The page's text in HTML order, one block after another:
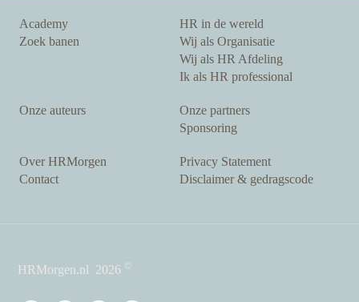
Academy
Zoek banen
HR in de wereld
Wij als Organisatie
Wij als HR Afdeling
Ik als HR professional
Onze auteurs
Onze partners
Sponsoring
Over HRMorgen
Contact
Privacy Statement
Disclaimer & gedragscode
HRMorgen.nl 2026 ©